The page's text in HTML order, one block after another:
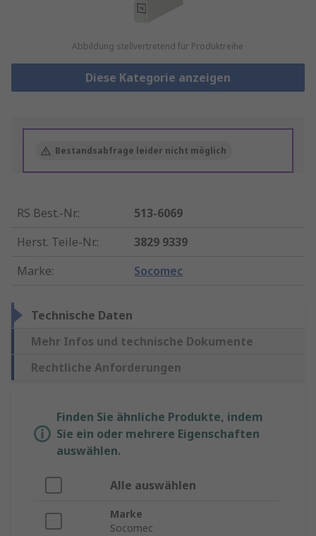
Abbildung stellvertretend für Produktreihe
Diese Kategorie anzeigen
Bestandsabfrage leider nicht möglich
RS Best.-Nr.:
513-6069
Herst. Teile-Nr.:
3829 9339
Marke: Socomec
Technische Daten
Mehr Infos und technische Dokumente
Rechtliche Anforderungen
Finden Sie ähnliche Produkte, indem
Sie ein oder mehrere Eigenschaften
auswählen.
Alle auswählen
Marke
Socomec